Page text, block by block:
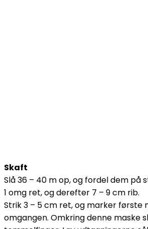
Skaft
Slå 36 – 40 m op, og fordel dem på
1 omg ret, og derefter 7 – 9 cm rib.
Strik 3 – 5 cm ret, og marker første
omgangen. Omkring denne maske